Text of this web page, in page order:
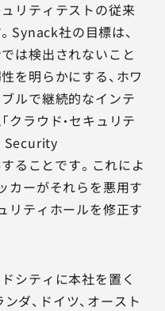
リティテストの従来
Synack社の目標は、
は検出されないこと
を明らかにする、ホワ
ルで継続的なインテ
クラウド・セキュリテ
Security
ることです。これによ
カーがそれらを悪用す
リティホールを修正す
シティに本社を置く
ダ、ドイツ、オースト